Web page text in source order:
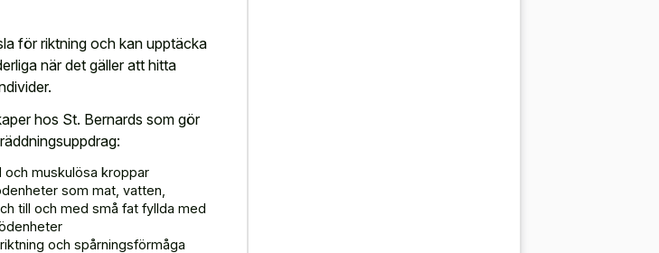
för riktning och kan upptäcka
när det gäller att hitta
hos St. Bernards som gör
muskulösa kroppar
som mat, vatten,
till och med små fat fyllda med
och spårningsförmåga